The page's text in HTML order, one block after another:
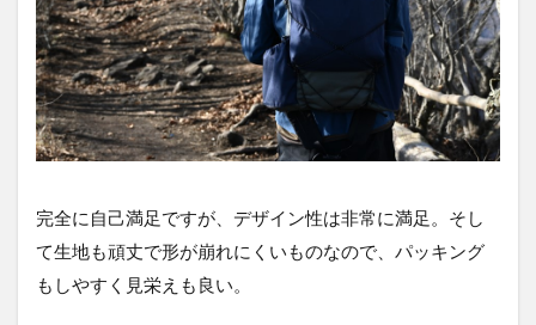
完全に自己満足ですが、デザイン性は非常に満足。そし
て生地も頑丈で形が崩れにくいものなので、パッキング
もしやすく見栄えも良い。